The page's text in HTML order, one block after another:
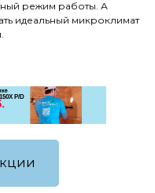
режим работы. А
идеальный микроклимат
P/D